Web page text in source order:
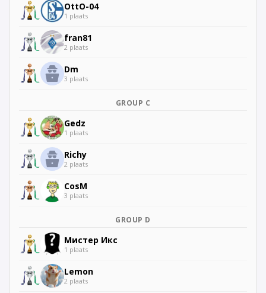
OttO-04
1 plaats
fran81
2 plaats
Dm
3 plaats
GROUP C
Gedz
1 plaats
Richy
2 plaats
CosM
3 plaats
GROUP D
Мистер Икс
1 plaats
Lemon
2 plaats